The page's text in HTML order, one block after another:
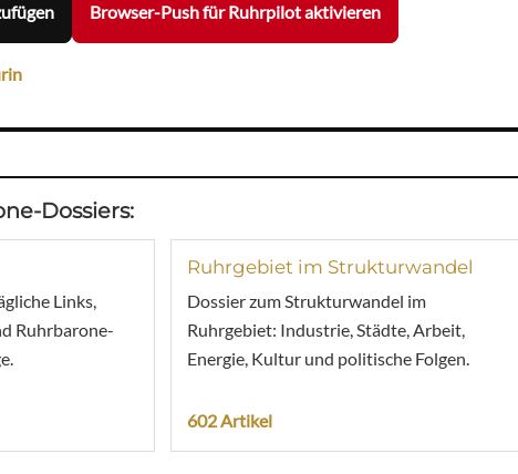
Browser-Push für Ruhrpilot aktivieren
Dossiers:
Links,
Ruhrbarone-
Ruhrgebiet im Strukturwandel
Dossier zum Strukturwandel im
Ruhrgebiet: Industrie, Städte, Arbeit,
Energie, Kultur und politische Folgen.
602 Artikel